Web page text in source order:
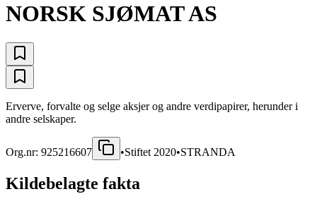
NORSK SJØMAT AS
Erverve, forvalte og selge aksjer og andre verdipapirer, herunder i
andre selskaper.
Org.nr: 925216607 •Stiftet 2020•STRANDA
Kildebelagte fakta